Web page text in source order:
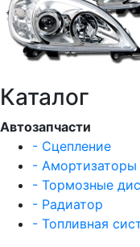
Каталог
Автозапчасти
- Сцепление
- Амортизаторы
- Тормозные
- Радиатор
- Топливная